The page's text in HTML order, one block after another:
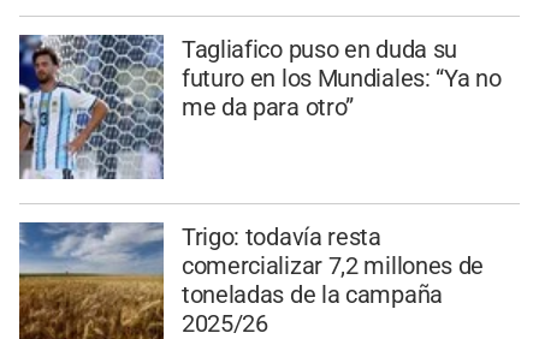
Tagliafico puso en duda su
futuro en los Mundiales: “Ya no
me da para otro”
Trigo: todavía resta
comercializar 7,2 millones de
toneladas de la campaña
2025/26